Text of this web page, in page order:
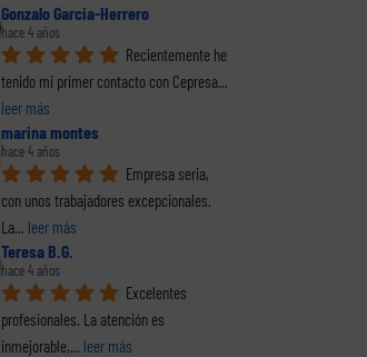
Gonzalo Garcia-Herrero
hace 4 años
Recientemente he
tenido mi primer contacto con Cepresa
leer más
marina montes
hace 4 años
Empresa seria,
con unos trabajadores excepcionales.
La... leer más
Teresa B.G.
hace 4 años
Excelentes
profesionales. La atención es
inmejorable,... leer más